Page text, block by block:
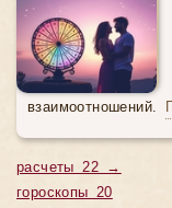
взаимоотношений.
расчеты 22 →
гороскопы 20